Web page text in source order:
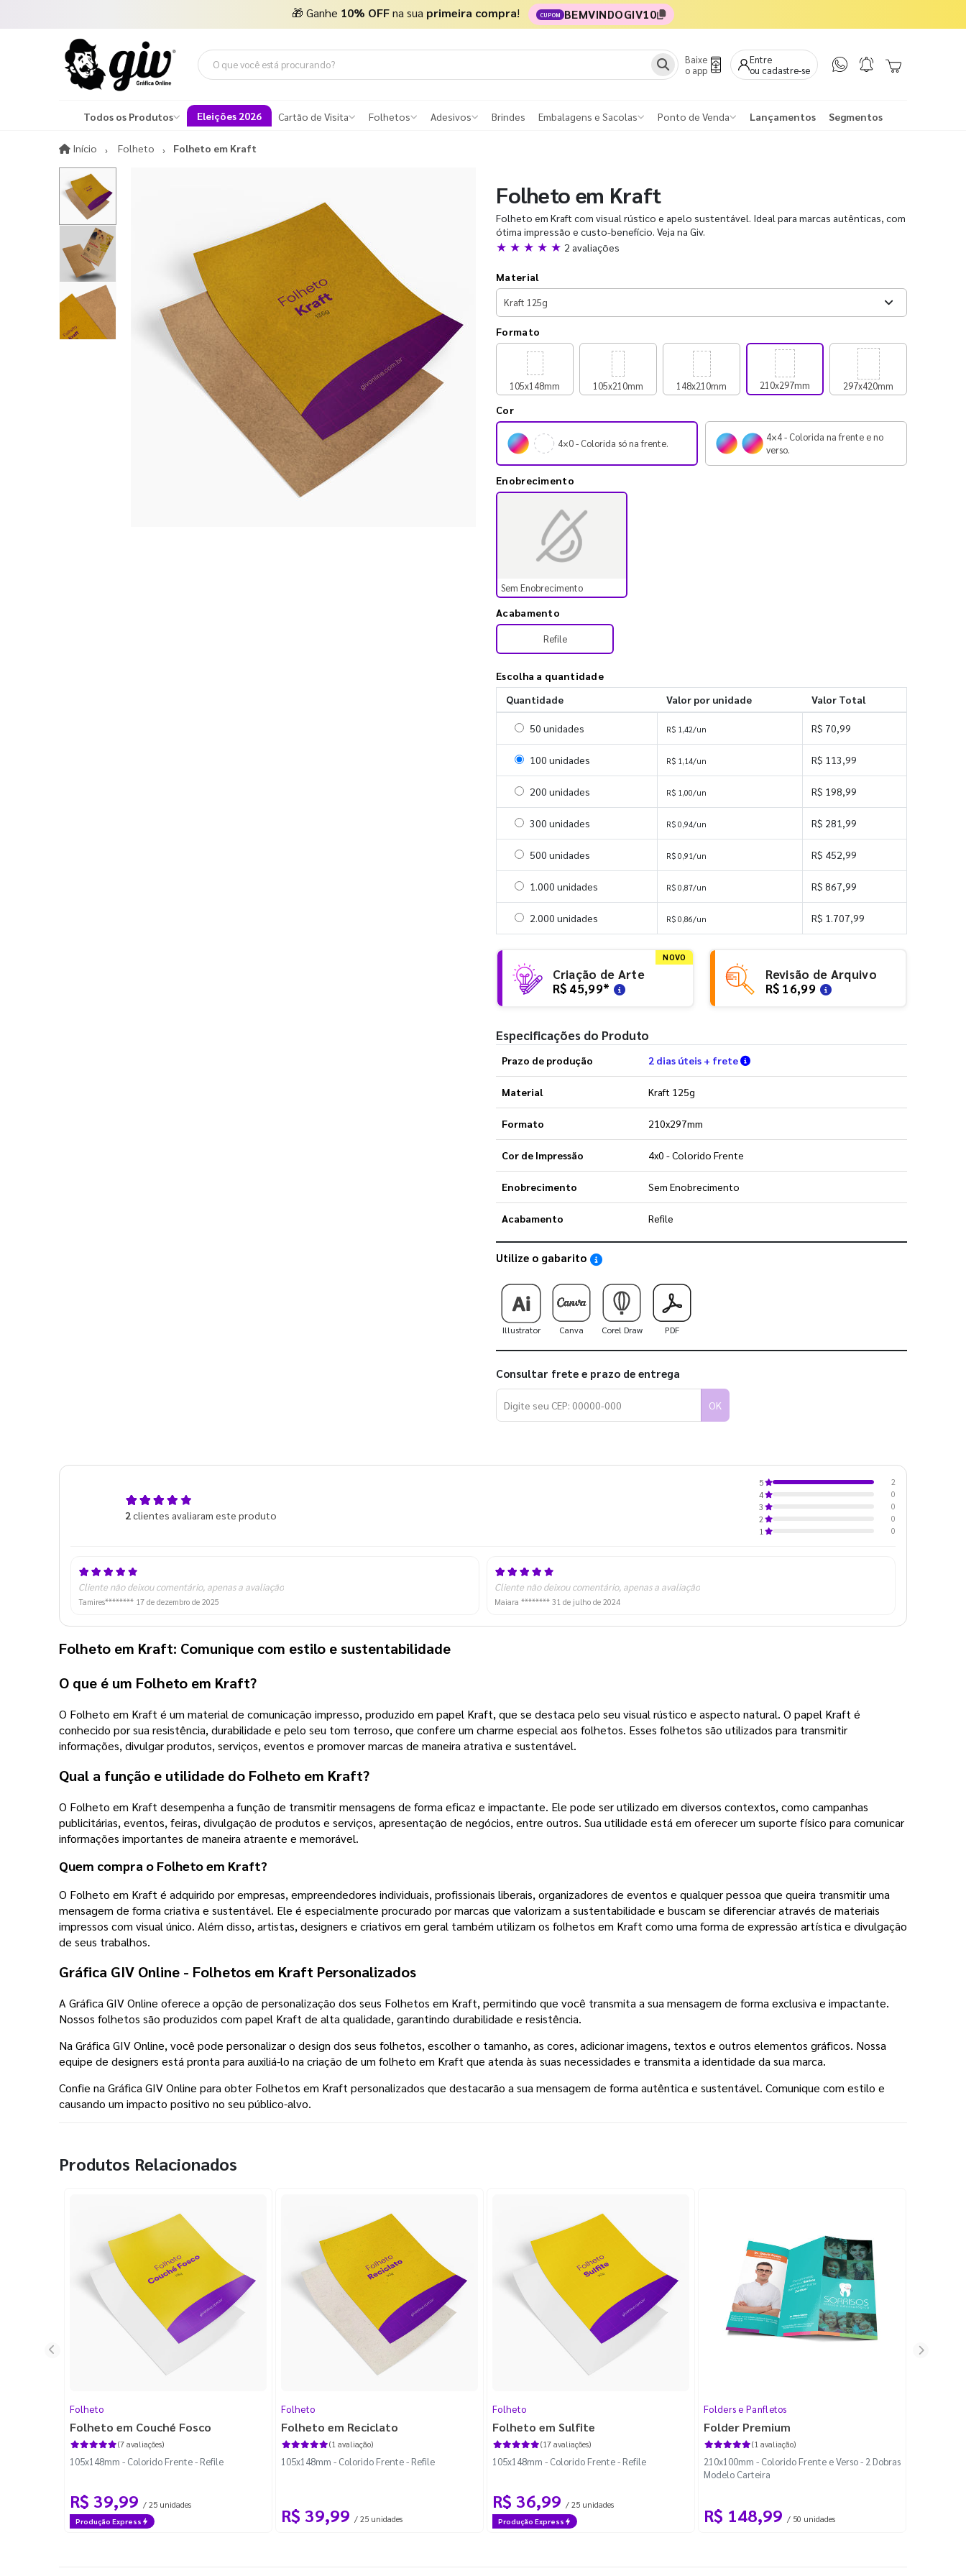
🎁 Ganhe 10% OFFna sua primeira compra! CUPOM BEMVINDOGIV10
Baixe
o app
Entre
ou cadastre-se
Todos os Produtos Eleições 2026 Cartão de Visita Folhetos Adesivos Brindes Embalagens e Sacolas Ponto de Venda Lançamentos Segmentos
Início InícioFolheto Folheto em Kraft
Folheto em Kraft
Folheto em Kraft com visual rústico e apelo sustentável. Ideal para marcas autênticas, com
ótima impressão e custo-benefício. Veja na Giv.
★ ★ ★ ★ ★ 2 avaliações
Material
Formato
105x148mm 105x210mm 148x210mm 210x297mm 297x420mm
Cor
4×0 - Colorida só na frente.
4×4 - Colorida na frente e no
verso.
Enobrecimento
Sem Enobrecimento
Acabamento
Refile
Escolha a quantidade
Quantidade
Valor por unidade Valor Total
Selecionar 50 unidades
50 unidades R$ 1,42/un R$ 70,99
Selecionar 100 unidades
100 unidades R$ 1,14/un R$ 113,99
Selecionar 200 unidades
200 unidades R$ 1,00/un R$ 198,99
Selecionar 300 unidades
300 unidades R$ 0,94/un R$ 281,99
Selecionar 500 unidades
500 unidades R$ 0,91/un R$ 452,99
Selecionar 1000 unidades
1.000 unidades R$ 0,87/un R$ 867,99
Selecionar 2000 unidades
2.000 unidades R$ 0,86/un R$ 1.707,99
NOVO
Criação de Arte
R$ 45,99*
Revisão de Arquivo
R$ 16,99
Especificações do Produto
Prazo de produção 2 dias úteis + frete Verifique as condições de entrega
Material Kraft 125g
Formato 210x297mm
Cor de Impressão 4x0 - Colorido Frente
Enobrecimento Sem Enobrecimento
Acabamento Refile
Utilize o gabarito Saiba como utilizar os nossos gabaritos
Illustrator Canva Corel Draw PDF
Consultar frete e prazo de entrega
OK
2 clientes avaliaram este produto
5
2
4
0
3
0
2
0
1
0
Cliente não deixou comentário, apenas a avaliação
Tamires******** 17 de dezembro de 2025
Cliente não deixou comentário, apenas a avaliação
Maiara ******** 31 de julho de 2024
Folheto em Kraft: Comunique com estilo e sustentabilidade
O que é um Folheto em Kraft?
O Folheto em Kraft é um material de comunicação impresso, produzido em papel Kraft, que se destaca pelo seu visual rústico e aspecto natural. O papel Kraft é
conhecido por sua resistência, durabilidade e pelo seu tom terroso, que confere um charme especial aos folhetos. Esses folhetos são utilizados para transmitir
informações, divulgar produtos, serviços, eventos e promover marcas de maneira atrativa e sustentável.
Qual a função e utilidade do Folheto em Kraft?
O Folheto em Kraft desempenha a função de transmitir mensagens de forma eficaz e impactante. Ele pode ser utilizado em diversos contextos, como campanhas
publicitárias, eventos, feiras, divulgação de produtos e serviços, apresentação de negócios, entre outros. Sua utilidade está em oferecer um suporte físico para comunicar
informações importantes de maneira atraente e memorável.
Quem compra o Folheto em Kraft?
O Folheto em Kraft é adquirido por empresas, empreendedores individuais, profissionais liberais, organizadores de eventos e qualquer pessoa que queira transmitir uma
mensagem de forma criativa e sustentável. Ele é especialmente procurado por marcas que valorizam a sustentabilidade e buscam se diferenciar através de materiais
impressos com visual único. Além disso, artistas, designers e criativos em geral também utilizam os folhetos em Kraft como uma forma de expressão artística e divulgação
de seus trabalhos.
Gráfica GIV Online - Folhetos em Kraft Personalizados
A Gráfica GIV Online oferece a opção de personalização dos seus Folhetos em Kraft, permitindo que você transmita a sua mensagem de forma exclusiva e impactante.
Nossos folhetos são produzidos com papel Kraft de alta qualidade, garantindo durabilidade e resistência.
Na Gráfica GIV Online, você pode personalizar o design dos seus folhetos, escolher o tamanho, as cores, adicionar imagens, textos e outros elementos gráficos. Nossa
equipe de designers está pronta para auxiliá-lo na criação de um folheto em Kraft que atenda às suas necessidades e transmita a identidade da sua marca.
Confie na Gráfica GIV Online para obter Folhetos em Kraft personalizados que destacarão a sua mensagem de forma autêntica e sustentável. Comunique com estilo e
causando um impacto positivo no seu público-alvo.
Produtos Relacionados
Folheto
Folheto em Couché Fosco
(7 avaliações)
105x148mm - Colorido Frente - Refile
R$ 39,99 / 25 unidades
Produção Express
Folheto
Folheto em Reciclato
(1 avaliação)
105x148mm - Colorido Frente - Refile
R$ 39,99 / 25 unidades
Folheto
Folheto em Sulfite
(17 avaliações)
105x148mm - Colorido Frente - Refile
R$ 36,99 / 25 unidades
Produção Express
Folders e Panfletos
Folder Premium
(1 avaliação)
210x100mm - Colorido Frente e Verso - 2 Dobras
Modelo Carteira
R$ 148,99 / 50 unidades